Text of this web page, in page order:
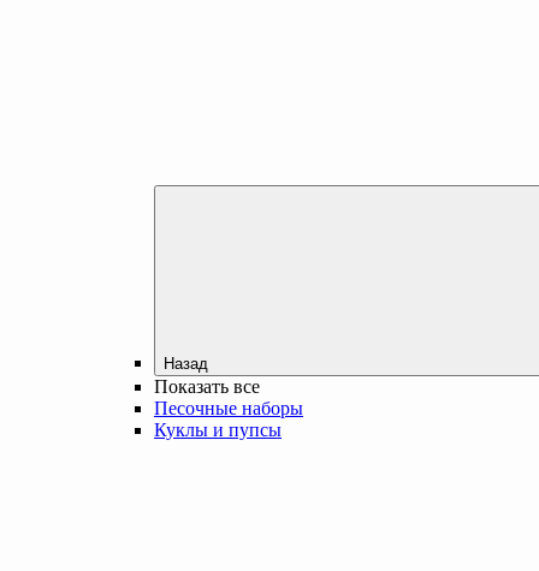
Назад
Показать все
Песочные наборы
Куклы и пупсы